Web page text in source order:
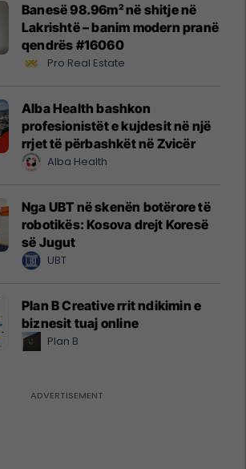
Banesë 98.96m² në shitje në
Lakrishtë – banim modern pranë
qendrës #16060
Pro Real Estate
Alba Health bashkon
profesionistët e kujdesit në një
rrjet të përbashkët në Zvicër
Alba Health
Nga UBT në skenën botërore të
robotikës: Kosova drejt Koresë
së Jugut
UBT
Plan B Creative rrit ndikimin e
biznesit tuaj online
Plan B